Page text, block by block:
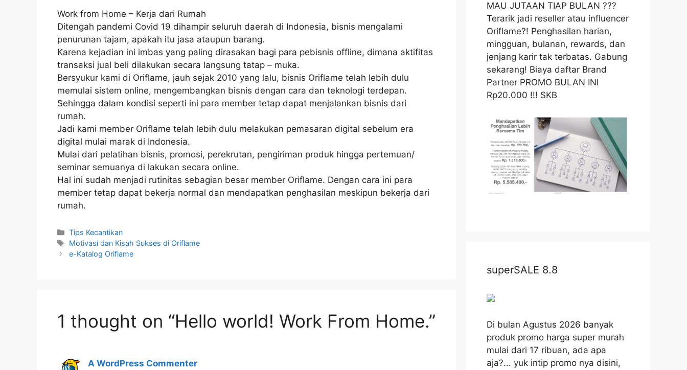
Work from Home – Kerja dari Rumah
Ditengah pandemi Covid 19 dihampir seluruh daerah di Indonesia, bisnis mengalami
penurunan tajam, apakah itu jasa ataupun barang.
Karena kejadian ini imbas yang paling dirasakan bagi para pebisnis offline, dimana aktifitas
transaksi jual beli dilakukan secara langsung tatap – muka.
Bersyukur kami di Oriflame, jauh sejak 2010 yang lalu, bisnis Oriflame telah lebih dulu
memulai sistem online, mengembangkan bisnis dengan cara dan teknologi terdepan.
Sehingga dalam kondisi seperti ini para member tetap dapat menjalankan bisnis dari
rumah.
Jadi kami member Oriflame telah lebih dulu melakukan pemasaran digital sebelum era
digital mulai marak di Indonesia.
Mulai dari pelatihan bisnis, promosi, perekrutan, pengiriman produk hingga pertemuan/
seminar semuanya di lakukan secara online.
Hal ini sudah menjadi rutinitas sebagian besar member Oriflame. Dengan cara ini para
member tetap dapat bekerja normal dan mendapatkan penghasilan meskipun bekerja dari
rumah.
Categories
Tips Kecantikan
Tags
Motivasi dan Kisah Sukses di Oriflame
e-Katalog Oriflame
1 thought on “Hello world! Work From Home.”
A WordPress Commenter
MAU JUTAAN TIAP BULAN ???
Terarik jadi reseller atau influencer
Oriflame?! Penghasilan harian,
mingguan, bulanan, rewards, dan
jenjang karir tak terbatas. Gabung
sekarang! Biaya daftar Brand
Partner PROMO BULAN INI
Rp20.000 !!! SKB
superSALE 8.8
Di bulan Agustus 2026 banyak
produk promo harga super murah
mulai dari 17 ribuan, ada apa
aja?... yuk intip promo nya disini,